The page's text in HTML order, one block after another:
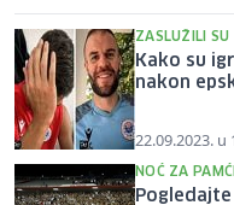
ZASLUŽILI SU
Kako su
nakon
22.09.2023. u
NOĆ ZA